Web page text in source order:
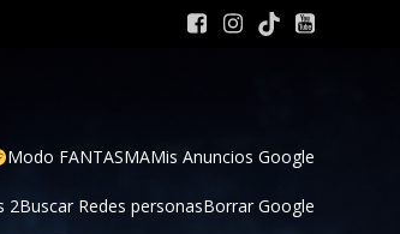
Modo FANTASMAMis Anuncios Google
2Buscar Redes personasBorrar Google